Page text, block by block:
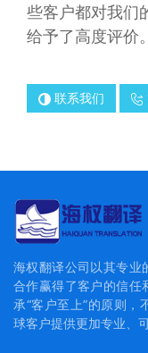
些客户都对我们
给予了高度评价。
联系我们
海权翻译公司以其专业
合作赢得了客户的信任
承“客户至上”的原则，
球客户提供更加专业、